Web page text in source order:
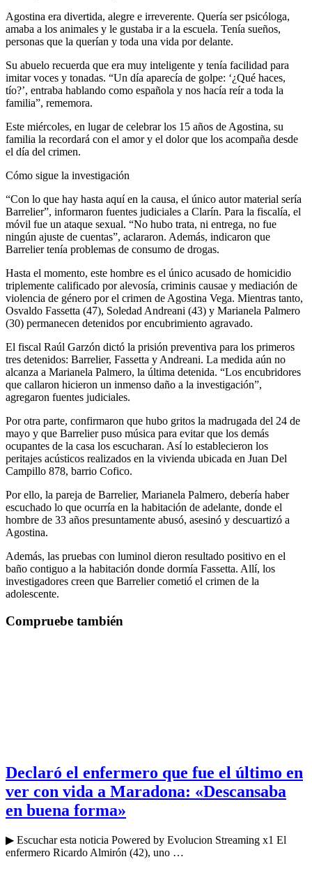
Agostina era divertida, alegre e irreverente. Quería ser psicóloga,
amaba a los animales y le gustaba ir a la escuela. Tenía sueños,
personas que la querían y toda una vida por delante.
Su abuelo recuerda que era muy inteligente y tenía facilidad para
imitar voces y tonadas. “Un día aparecía de golpe: ‘¿Qué haces,
tío?’, entraba hablando como española y nos hacía reír a toda la
familia”, rememora.
Este miércoles, en lugar de celebrar los 15 años de Agostina, su
familia la recordará con el amor y el dolor que los acompaña desde
el día del crimen.
Cómo sigue la investigación
“Con lo que hay hasta aquí en la causa, el único autor material sería
Barrelier”, informaron fuentes judiciales a Clarín. Para la fiscalía, el
móvil fue un ataque sexual. “No hubo trata, ni entrega, no fue
ningún ajuste de cuentas”, aclararon. Además, indicaron que
Barrelier tenía problemas de consumo de drogas.
Hasta el momento, este hombre es el único acusado de homicidio
triplemente calificado por alevosía, criminis causae y mediación de
violencia de género por el crimen de Agostina Vega. Mientras tanto,
Osvaldo Fassetta (47), Soledad Andreani (43) y Marianela Palmero
(30) permanecen detenidos por encubrimiento agravado.
El fiscal Raúl Garzón dictó la prisión preventiva para los primeros
tres detenidos: Barrelier, Fassetta y Andreani. La medida aún no
alcanza a Marianela Palmero, la última detenida. “Los encubridores
que callaron hicieron un inmenso daño a la investigación”,
agregaron fuentes judiciales.
Por otra parte, confirmaron que hubo gritos la madrugada del 24 de
mayo y que Barrelier puso música para evitar que los demás
ocupantes de la casa los escucharan. Así lo establecieron los
peritajes acústicos realizados en la vivienda ubicada en Juan Del
Campillo 878, barrio Cofico.
Por ello, la pareja de Barrelier, Marianela Palmero, debería haber
escuchado lo que ocurría en la habitación de adelante, donde el
hombre de 33 años presuntamente abusó, asesinó y descuartizó a
Agostina.
Además, las pruebas con luminol dieron resultado positivo en el
baño contiguo a la habitación donde dormía Fassetta. Allí, los
investigadores creen que Barrelier cometió el crimen de la
adolescente.
Compruebe también
Declaró el enfermero que fue el último en
ver con vida a Maradona: «Descansaba
en buena forma»
▶ Escuchar esta noticia Powered by Evolucion Streaming x1 El
enfermero Ricardo Almirón (42), uno …